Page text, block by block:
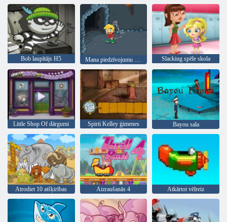
Bob laupītājs H5 Slacking spēle skola
Little Shop Of dārgumi Spirti Kelley ģimenes Bayou sala
Atrodiet 10 atšķirības Aizraušanās 4 Atkārtot vēlreiz